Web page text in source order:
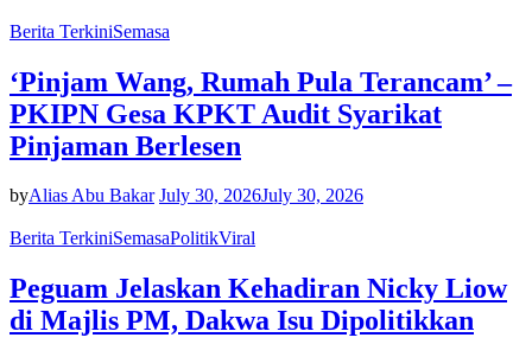
Berita TerkiniSemasa
‘Pinjam Wang, Rumah Pula Terancam’ –
PKIPN Gesa KPKT Audit Syarikat
Pinjaman Berlesen
byAlias Abu Bakar July 30, 2026July 30, 2026
Berita TerkiniSemasaPolitikViral
Peguam Jelaskan Kehadiran Nicky Liow
di Majlis PM, Dakwa Isu Dipolitikkan